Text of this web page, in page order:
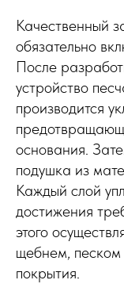
Качественный
обязательно
После
устройство
производится
основания.
подушка из
Каждый слой
достижения
этого
щебнем, песком
покрытия.